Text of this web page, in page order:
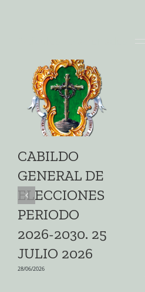
CABILDO
GENERAL DE
ELECCIONES
PERIODO
2026-2030. 25
JULIO 2026
28/06/2026